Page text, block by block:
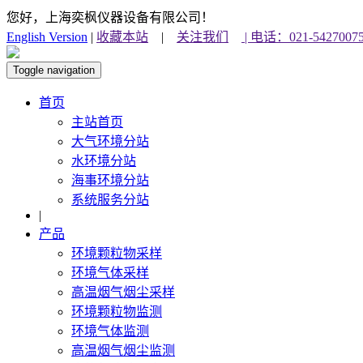
您好，上海奕枫仪器设备有限公司！
English Version | 收藏本站 | 关注我们 | 电话：021-
Toggle navigation
首页
主站首页
大气环境分站
水环境分站
海事环境分站
系统服务分站
|
产品
环境颗粒物采样
环境气体采样
高温烟气烟尘采样
环境颗粒物监测
环境气体监测
高温烟气烟尘监测